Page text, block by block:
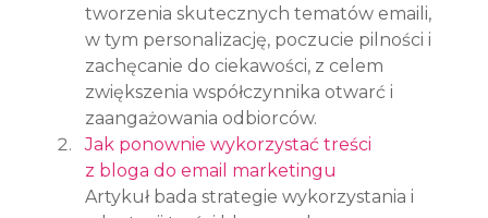
tworzenia skutecznych tematów emaili,
w tym personalizację, poczucie pilności i
zachęcanie do ciekawości, z celem
zwiększenia współczynnika otwarć i
zaangażowania odbiorców.
Jak ponownie wykorzystać treści
z bloga do email marketingu
Artykuł bada strategie wykorzystania i